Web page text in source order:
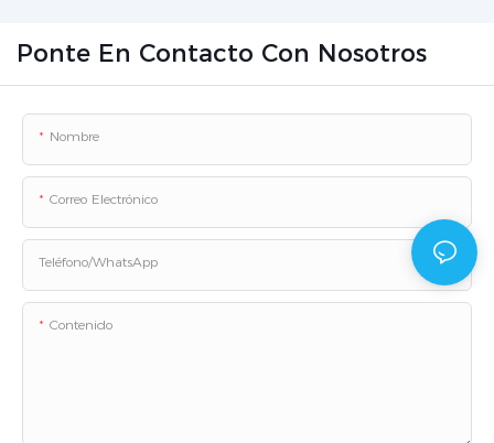
Ponte En Contacto Con Nosotros
Nombre
Correo Electrónico
Teléfono/WhatsApp
Contenido